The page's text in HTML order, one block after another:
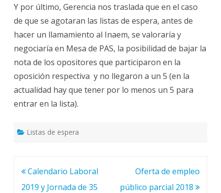
Y por último, Gerencia nos traslada que en el caso
de que se agotaran las listas de espera, antes de
hacer un llamamiento al Inaem, se valoraría y
negociaría en Mesa de PAS, la posibilidad de bajar la
nota de los opositores que participaron en la
oposición respectiva y no llegaron a un 5 (en la
actualidad hay que tener por lo menos un 5 para
entrar en la lista).
Listas de espera
Navegación
de
Calendario Laboral
2019 y Jornada de 35
Oferta de empleo
público parcial 2018